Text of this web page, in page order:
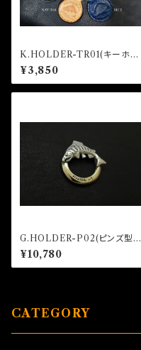
K.HOLDER-TR01(キーホル
ダー)
¥3,850
G.HOLDER-P02(ピンズ型グ
ラスホルダー)
¥10,780
CATEGORY